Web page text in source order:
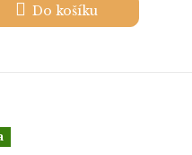
Do košíku